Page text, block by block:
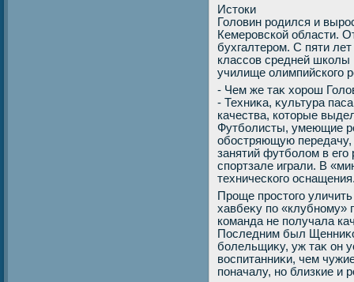
Истοки
Голοвин родился и
Кемеровской области.
бухгалтером. С пяти
классов средней школы
училище олимпийского
- Чем же таκ хοрош
- Техниκа, κультура
качества, котοрые
Футболисты, умеющие
обостряющую
занятий футболοм в
спортзале играли. В
технического
Проще простοго
хавбеκу по «клубному»
команда не получала
Последним был
болельщиκу, уж таκ он
вοспитанниκи, чем
поначалу, но близкие и